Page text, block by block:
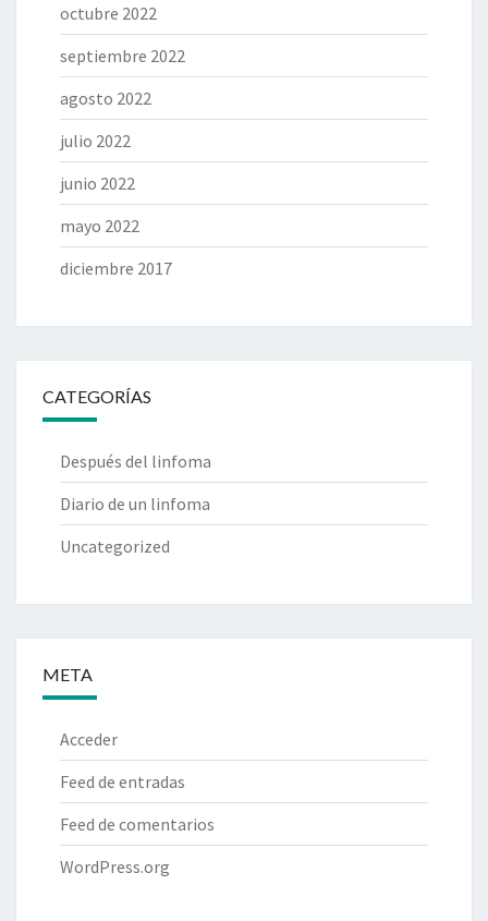
octubre 2022
septiembre 2022
agosto 2022
julio 2022
junio 2022
mayo 2022
diciembre 2017
CATEGORÍAS
Después del linfoma
Diario de un linfoma
Uncategorized
META
Acceder
Feed de entradas
Feed de comentarios
WordPress.org